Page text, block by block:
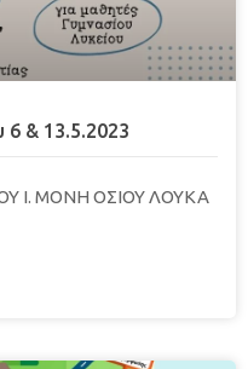
6 & 13.5.2023
Ι. ΜΟΝΗ ΟΣΙΟΥ ΛΟΥΚΑ